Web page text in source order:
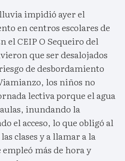
impidió ayer el
en centros escolares de
el CEIP O Sequeiro del
que ser desalojados
de desbordamiento
los niños no
lectiva porque el agua
inundando la
el acceso, lo que obligó al
clases y a llamar a la
más de hora y